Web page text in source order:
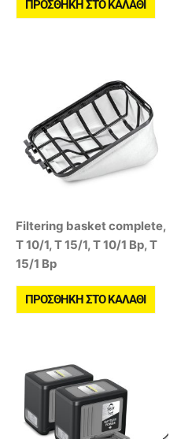
ΠΡΟΣΘΉΚΗ ΣΤΟ ΚΑΛΆΘΙ
Filtering basket complete,
T 10/1, T 15/1, T 10/1 Bp, T
15/1 Bp
ΠΡΟΣΘΉΚΗ ΣΤΟ ΚΑΛΆΘΙ